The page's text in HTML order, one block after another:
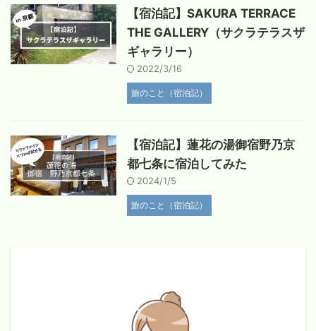
【宿泊記】SAKURA TERRACE
THE GALLERY（サクラテラスザ
ギャラリー）
2022/3/16
旅のこと（宿泊記）
【宿泊記】蓮花の湯御宿野乃京
都七条に宿泊してみた
2024/1/5
旅のこと（宿泊記）